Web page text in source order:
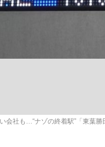
会社も…“ナゾの終着駅”「東葉